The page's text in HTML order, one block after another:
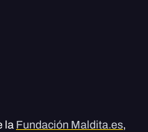
la Fundación Maldita.es,